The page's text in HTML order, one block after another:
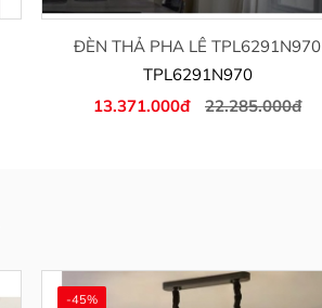
ĐÈN THẢ PHA LÊ TPL6291N970
TPL6291N970
13.371.000đ
22.285.000đ
-45%